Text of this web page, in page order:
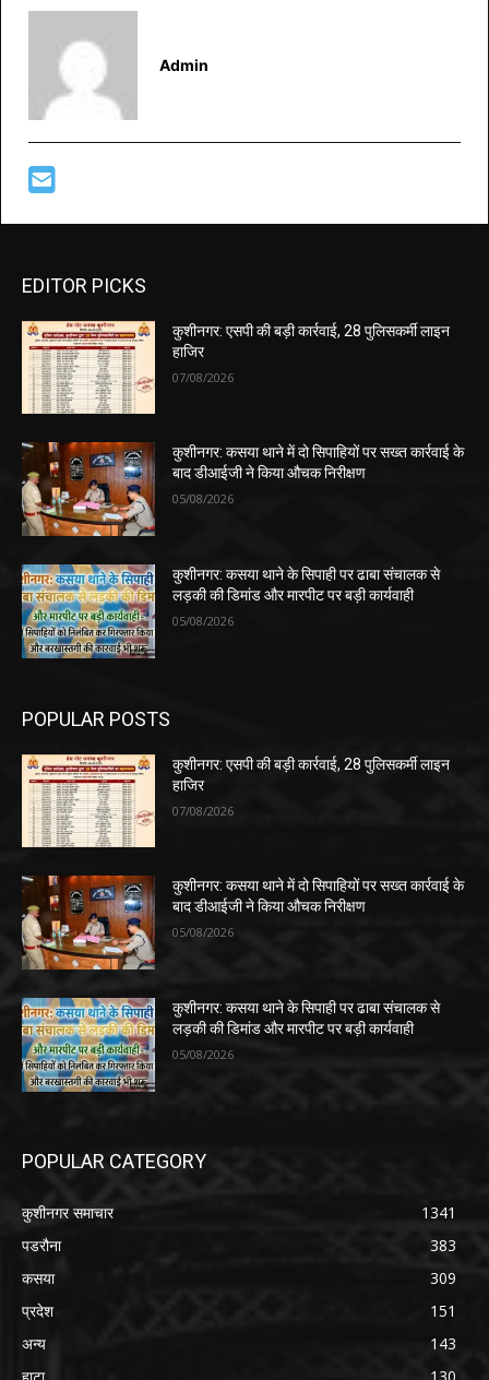
Admin
EDITOR PICKS
कुशीनगर: एसपी की बड़ी कार्रवाई, 28 पुलिसकर्मी लाइन
हाजिर
07/08/2026
कुशीनगर: कसया थाने में दो सिपाहियों पर सख्त कार्रवाई के
बाद डीआईजी ने किया औचक निरीक्षण
05/08/2026
कुशीनगर: कसया थाने के सिपाही पर ढाबा संचालक से
लड़की की डिमांड और मारपीट पर बड़ी कार्यवाही
05/08/2026
POPULAR POSTS
कुशीनगर: एसपी की बड़ी कार्रवाई, 28 पुलिसकर्मी लाइन
हाजिर
07/08/2026
कुशीनगर: कसया थाने में दो सिपाहियों पर सख्त कार्रवाई के
बाद डीआईजी ने किया औचक निरीक्षण
05/08/2026
कुशीनगर: कसया थाने के सिपाही पर ढाबा संचालक से
लड़की की डिमांड और मारपीट पर बड़ी कार्यवाही
05/08/2026
POPULAR CATEGORY
कुशीनगर समाचार
1341
पडरौना
383
कसया
309
प्रदेश
151
अन्य
143